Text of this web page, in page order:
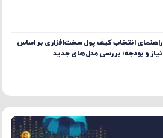
راهنمای انتخاب کیف پول سخت‌افزاری بر اساس
نیاز و بودجه؛ بررسی مدل‌های جدید